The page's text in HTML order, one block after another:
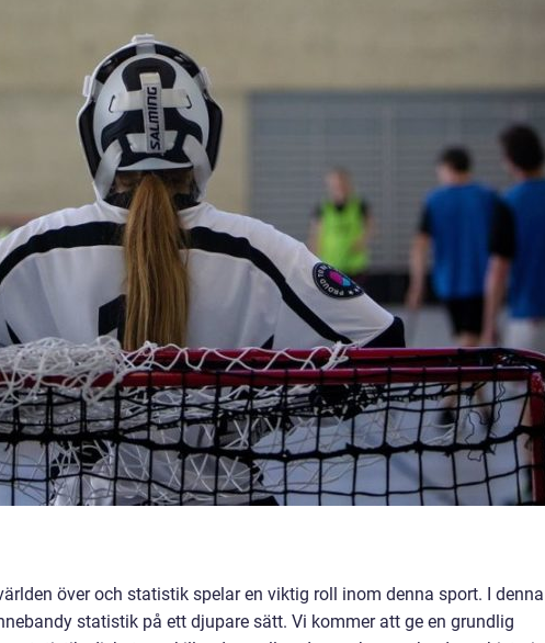
över och statistik spelar en viktig roll inom denna sport. I denna
statistik på ett djupare sätt. Vi kommer att ge en grundlig